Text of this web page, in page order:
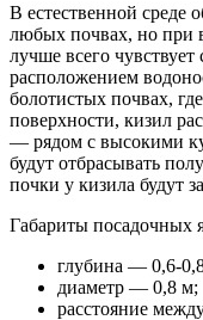
В естественной среде
любых почвах, но при
лучше всего
расположением
болотистых почвах,
поверхности, кизил
— рядом с высокими
будут отбрасывать
почки у кизила будут
Габариты посадочных
глубина — 0,6-
диаметр — 0,8 м;
расстояние